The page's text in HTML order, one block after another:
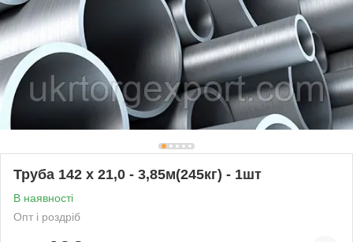
Труба 142 х 21,0 - 3,85м(245кг) - 1шт
В наявності
Опт і роздріб